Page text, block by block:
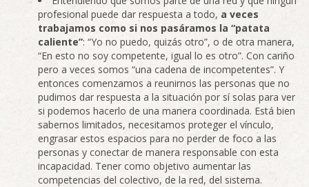
profesional puede dar respuesta a todo, a veces
trabajamos como si nos pasáramos la “patata
caliente”: “Yo no puedo, quizás otro”, o de otra manera,
“En esto no soy competente, igual lo es otro”. Con cariño
pero a veces somos “una cadena de incompetentes”. Y
entonces comenzamos a reunirnos las personas que no
pudimos dar respuesta a la situación por sí solas para ver
si podemos hacerlo de una manera coordinada. Está bien
sabernos limitados, necesitamos proteger el vínculo,
engrasar estos espacios para no perder de foco a las
personas y conectar de manera responsable con esta
incapacidad. Tener como objetivo aumentar las
competencias del colectivo, de la red, del sistema.